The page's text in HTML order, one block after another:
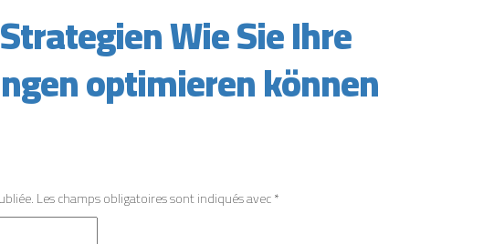
Wie Sie Ihre
optimieren können
Les champs obligatoires sont indiqués avec*